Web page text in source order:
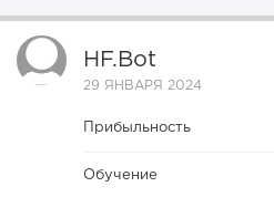
HF.bot
29 ЯНВАРЯ 2024
Прибыльность
Обучение